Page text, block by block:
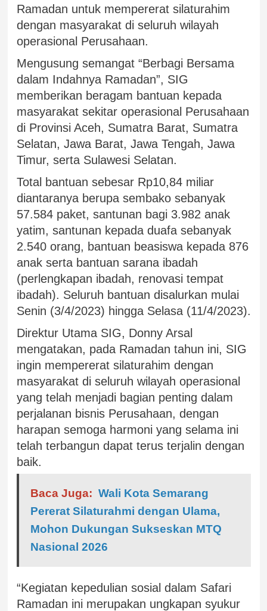
Ramadan untuk mempererat silaturahim
dengan masyarakat di seluruh wilayah
operasional Perusahaan.
Mengusung semangat “Berbagi Bersama
dalam Indahnya Ramadan”, SIG
memberikan beragam bantuan kepada
masyarakat sekitar operasional Perusahaan
di Provinsi Aceh, Sumatra Barat, Sumatra
Selatan, Jawa Barat, Jawa Tengah, Jawa
Timur, serta Sulawesi Selatan.
Total bantuan sebesar Rp10,84 miliar
diantaranya berupa sembako sebanyak
57.584 paket, santunan bagi 3.982 anak
yatim, santunan kepada duafa sebanyak
2.540 orang, bantuan beasiswa kepada 876
anak serta bantuan sarana ibadah
(perlengkapan ibadah, renovasi tempat
ibadah). Seluruh bantuan disalurkan mulai
Senin (3/4/2023) hingga Selasa (11/4/2023).
Direktur Utama SIG, Donny Arsal
mengatakan, pada Ramadan tahun ini, SIG
ingin mempererat silaturahim dengan
masyarakat di seluruh wilayah operasional
yang telah menjadi bagian penting dalam
perjalanan bisnis Perusahaan, dengan
harapan semoga harmoni yang selama ini
telah terbangun dapat terus terjalin dengan
baik.
Baca Juga: Wali Kota Semarang
Pererat Silaturahmi dengan Ulama,
Mohon Dukungan Sukseskan MTQ
Nasional 2026
“Kegiatan kepedulian sosial dalam Safari
Ramadan ini merupakan ungkapan syukur